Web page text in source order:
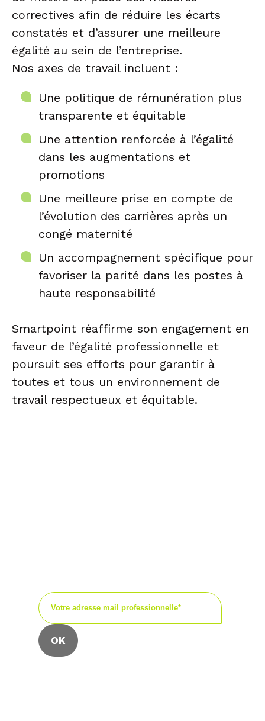
correctives afin de réduire les écarts
constatés et d’assurer une meilleure
égalité au sein de l’entreprise.
Nos axes de travail incluent :
Une politique de rémunération plus
transparente et équitable
Une attention renforcée à l’égalité
dans les augmentations et
promotions
Une meilleure prise en compte de
l’évolution des carrières après un
congé maternité
Un accompagnement spécifique pour
favoriser la parité dans les postes à
haute responsabilité
Smartpoint réaffirme son engagement en
faveur de l’égalité professionnelle et
poursuit ses efforts pour garantir à
toutes et tous un environnement de
travail respectueux et équitable.